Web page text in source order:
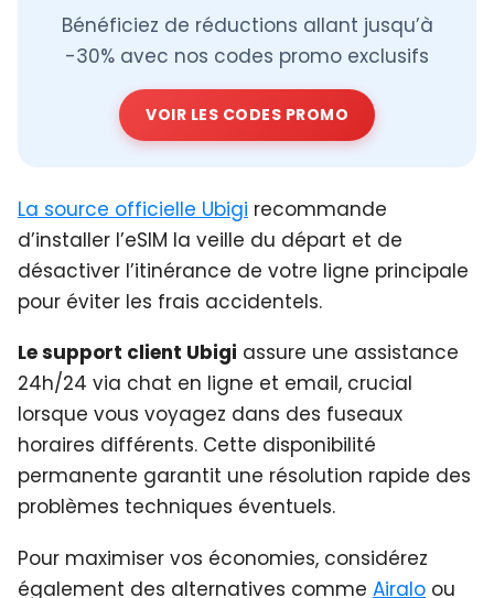
Bénéficiez de réductions allant jusqu’à
-30% avec nos codes promo exclusifs
VOIR LES CODES PROMO
La source officielle Ubigi recommande
d’installer l’eSIM la veille du départ et de
désactiver l’itinérance de votre ligne principale
pour éviter les frais accidentels.
Le support client Ubigi assure une assistance
24h/24 via chat en ligne et email, crucial
lorsque vous voyagez dans des fuseaux
horaires différents. Cette disponibilité
permanente garantit une résolution rapide des
problèmes techniques éventuels.
Pour maximiser vos économies, considérez
également des alternatives comme Airalo ou